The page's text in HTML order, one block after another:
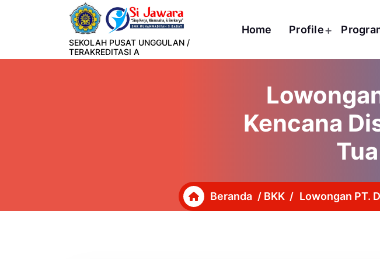
SEKOLAH PUSAT UNGGULAN /
TERAKREDITASI A
Home Profile
Kencana
Beranda / BKK / Lowongan PT.